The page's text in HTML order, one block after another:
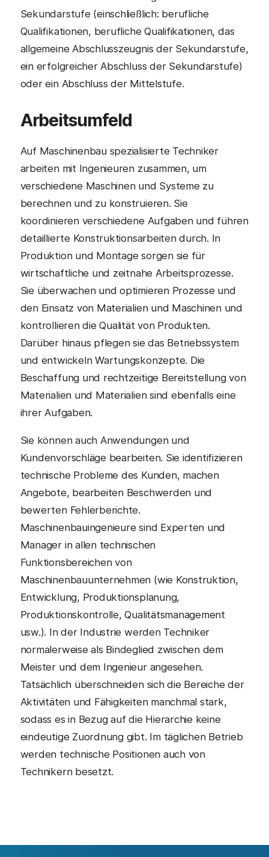
Sekundarstufe (einschließlich: berufliche
Qualifikationen, berufliche Qualifikationen, das
allgemeine Abschlusszeugnis der Sekundarstufe,
ein erfolgreicher Abschluss der Sekundarstufe)
oder ein Abschluss der Mittelstufe.
Arbeitsumfeld
Auf Maschinenbau spezialisierte Techniker
arbeiten mit Ingenieuren zusammen, um
verschiedene Maschinen und Systeme zu
berechnen und zu konstruieren. Sie
koordinieren verschiedene Aufgaben und führen
detaillierte Konstruktionsarbeiten durch. In
Produktion und Montage sorgen sie für
wirtschaftliche und zeitnahe Arbeitsprozesse.
Sie überwachen und optimieren Prozesse und
den Einsatz von Materialien und Maschinen und
kontrollieren die Qualität von Produkten.
Darüber hinaus pflegen sie das Betriebssystem
und entwickeln Wartungskonzepte. Die
Beschaffung und rechtzeitige Bereitstellung von
Materialien und Materialien sind ebenfalls eine
ihrer Aufgaben.
Sie können auch Anwendungen und
Kundenvorschläge bearbeiten. Sie identifizieren
technische Probleme des Kunden, machen
Angebote, bearbeiten Beschwerden und
bewerten Fehlerberichte.
Maschinenbauingenieure sind Experten und
Manager in allen technischen
Funktionsbereichen von
Maschinenbauunternehmen (wie Konstruktion,
Entwicklung, Produktionsplanung,
Produktionskontrolle, Qualitätsmanagement
usw.). In der Industrie werden Techniker
normalerweise als Bindeglied zwischen dem
Meister und dem Ingenieur angesehen.
Tatsächlich überschneiden sich die Bereiche der
Aktivitäten und Fähigkeiten manchmal stark,
sodass es in Bezug auf die Hierarchie keine
eindeutige Zuordnung gibt. Im täglichen Betrieb
werden technische Positionen auch von
Technikern besetzt.